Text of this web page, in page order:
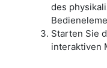
des
Starten Sie
interaktiven